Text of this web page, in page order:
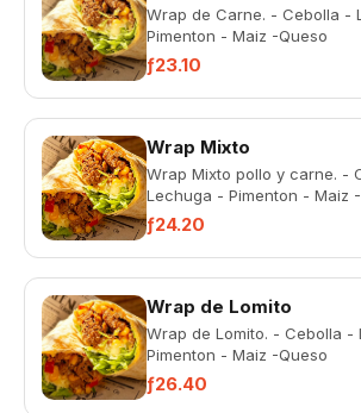
Wrap de Carne. - Cebolla -
Pimenton - Maiz -Queso
ƒ23.10
Wrap Mixto
Wrap Mixto pollo y carne. -
Lechuga - Pimenton - Maiz
ƒ24.20
Wrap de Lomito
Wrap de Lomito. - Cebolla -
Pimenton - Maiz -Queso
ƒ26.40